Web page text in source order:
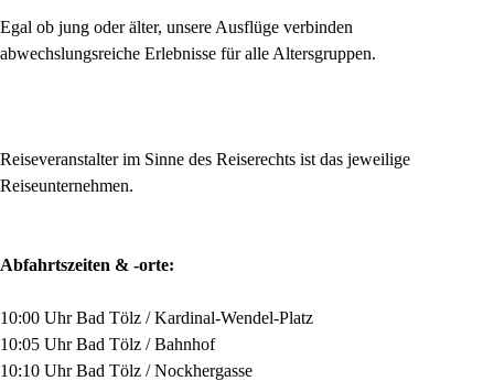
Egal ob jung oder älter, unsere Ausflüge verbinden
abwechslungsreiche Erlebnisse für alle Altersgruppen.
Reiseveranstalter im Sinne des Reiserechts ist das jeweilige
Reiseunternehmen.
Abfahrtszeiten & -orte:
10:00 Uhr Bad Tölz / Kardinal-Wendel-Platz
10:05 Uhr Bad Tölz / Bahnhof
10:10 Uhr Bad Tölz / Nockhergasse